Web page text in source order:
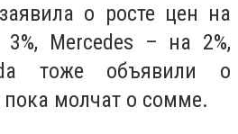
о росте цен на
Mercedes – на 2%,
тоже объявили о
молчат о сомме.